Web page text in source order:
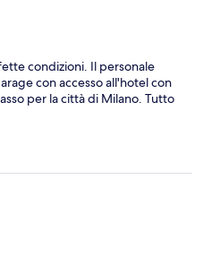
condizioni. Il personale
con accesso all'hotel con
per la città di Milano. Tutto